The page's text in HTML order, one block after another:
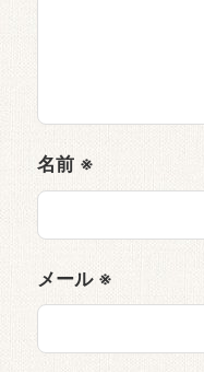
名前 ※
メール ※